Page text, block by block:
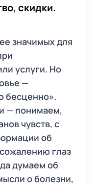
скидки.
значимых для
услуги. Но
—
бесценно».
— понимаем,
чувств, с
об
глаз
думаем об
о болезни,